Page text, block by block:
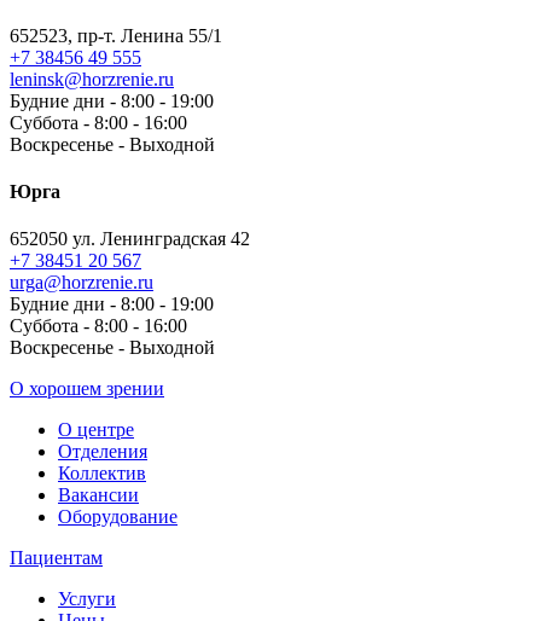
652523, пр-т. Ленина 55/1
+7 38456 49 555
leninsk@horzrenie.ru
Будние дни - 8:00 - 19:00
Суббота - 8:00 - 16:00
Воскресенье - Выходной
Юрга
652050 ул. Ленинградская 42
+7 38451 20 567
urga@horzrenie.ru
Будние дни - 8:00 - 19:00
Суббота - 8:00 - 16:00
Воскресенье - Выходной
О хорошем зрении
О центре
Отделения
Коллектив
Вакансии
Оборудование
Пациентам
Услуги